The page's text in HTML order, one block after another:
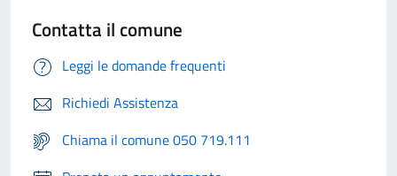
Contatta il comune
Leggi le domande frequenti
Richiedi Assistenza
Chiama il comune 050 719.111